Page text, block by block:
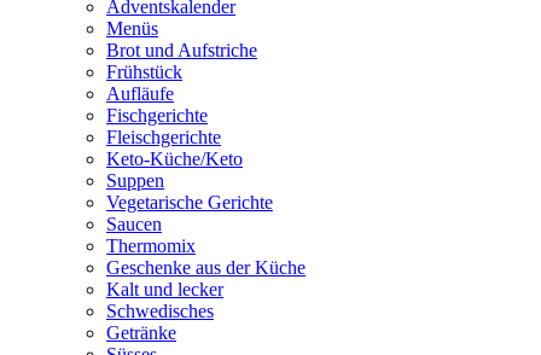
Adventskalender
Menüs
Brot und Aufstriche
Frühstück
Aufläufe
Fischgerichte
Fleischgerichte
Keto-Küche/Keto
Suppen
Vegetarische Gerichte
Saucen
Thermomix
Geschenke aus der Küche
Kalt und lecker
Schwedisches
Getränke